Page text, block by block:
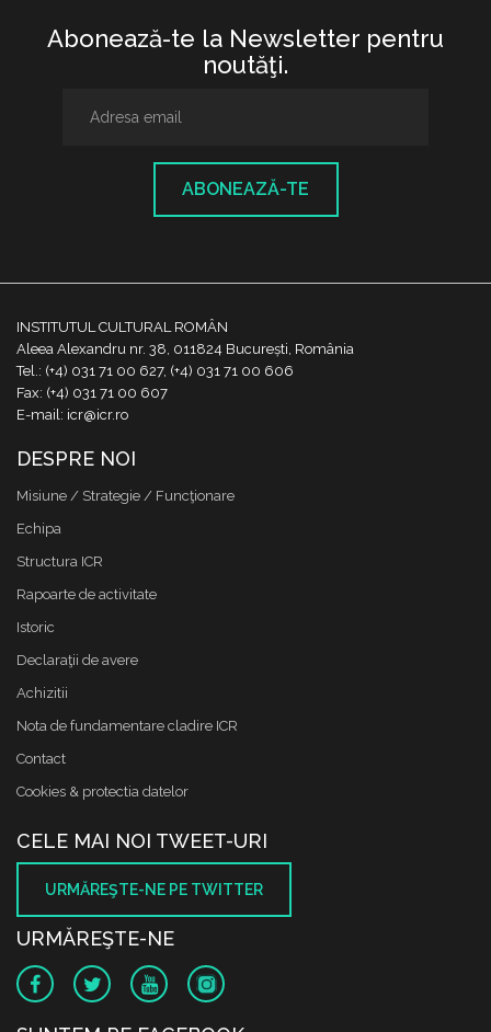
Abonează-te la Newsletter pentru
noutăţi.
ABONEAZĂ-TE
INSTITUTUL CULTURAL ROMÂN
Aleea Alexandru nr. 38, 011824 București, România
Tel.: (+4) 031 71 00 627, (+4) 031 71 00 606
Fax: (+4) 031 71 00 607
E-mail: icr@icr.ro
DESPRE NOI
Misiune / Strategie / Funcţionare
Echipa
Structura ICR
Rapoarte de activitate
Istoric
Declaraţii de avere
Achizitii
Nota de fundamentare cladire ICR
Contact
Cookies & protectia datelor
CELE MAI NOI TWEET-URI
URMĂREŞTE-NE PE TWITTER
URMĂREŞTE-NE